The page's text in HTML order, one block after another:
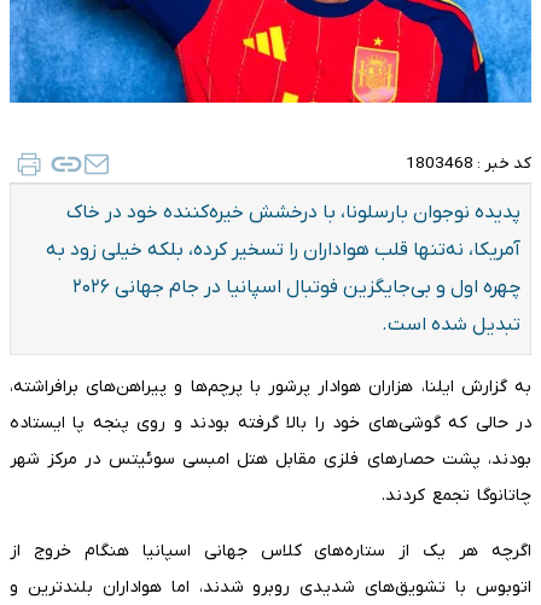
کد خبر : 1803468
پدیده نوجوان بارسلونا، با درخشش خیره‌کننده خود در خاک
آمریکا، نه‌تنها قلب هواداران را تسخیر کرده، بلکه خیلی زود به
چهره اول و بی‌جایگزین فوتبال اسپانیا در جام جهانی ۲۰۲۶
تبدیل شده است.
به گزارش ایلنا، هزاران هوادار پرشور با پرچم‌ها و پیراهن‌های برافراشته،
در حالی که گوشی‌های خود را بالا گرفته بودند و روی پنجه پا ایستاده
بودند، پشت حصارهای فلزی مقابل هتل امبسی سوئیتس در مرکز شهر
چاتانوگا تجمع کردند.
اگرچه هر یک از ستاره‌های کلاس جهانی اسپانیا هنگام خروج از
اتوبوس با تشویق‌های شدیدی روبرو شدند، اما هواداران بلندترین و